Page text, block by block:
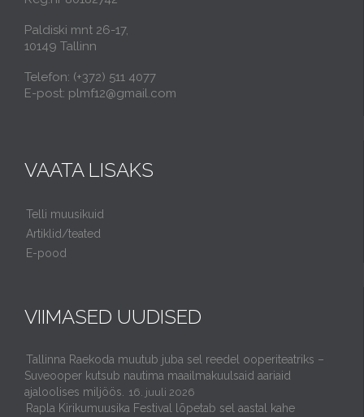
Paldiski mnt 26-17,
10149 Tallinn
Telefon: (+372) 511 4077
E-post: plmf12@gmail.com
VAATA LISAKS
Telli muusikuid
Artiklid/teated
E-pood
VIIMASED UUDISED
Tallinna Raekoda muutub juba sel reedel ooperiteatriks –
Suveooper kutsub nautima maailmakuulsaid aariaid
ajaloolises miljöös.
16. juuli 2026
Rapla Kirikumuusika Festival lõpetab sel aastal kahe